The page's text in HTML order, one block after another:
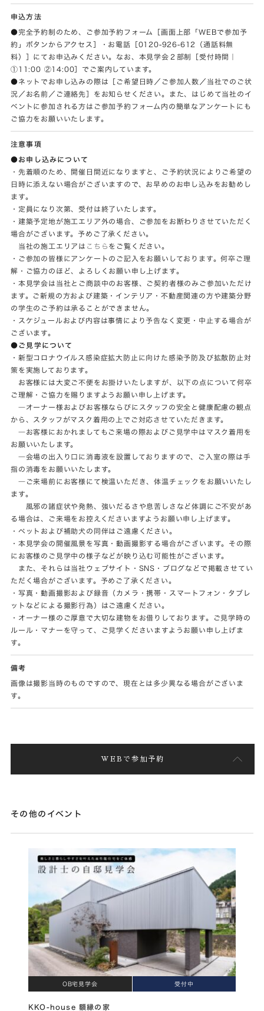
申込方法
●完全予約制のため、ご参加予約フォーム［画面上部「WEBで参加予
約」ボタンからアクセス］・お電話［0120-926-612（通話料無
料）］にてお申込みください。なお、本見学会２部制［受付時間｜
①11:00 ②14:00］でご案内しています。
●ネットでお申し込みの際は［ご希望日時／ご参加人数／当社でのご状
況／お名前／ご連絡先］をお知らせください。また、はじめて当社のイ
ベントに参加される方はご参加予約フォーム内の簡単なアンケートにも
ご協力をお願いいたします。
注意事項
●お申し込みについて
・先着順のため、開催日間近になりますと、ご予約状況によりご希望の
日時に添えない場合がございますので、お早めのお申し込みをお勧めし
ます。
・定員になり次第、受付は終了いたします。
・建築予定地が施工エリア外の場合、ご参加をお断わりさせていただく
場合がございます。予めご了承ください。
当社の施工エリアは こちら をご覧ください。
・ご参加の皆様にアンケートのご記入をお願いしております。何卒ご理
解・ご協力のほど、よろしくお願い申し上げます。
・本見学会は当社とご商談中のお客様、ご契約者様のみご参加いただけ
ます。ご新規の方および建築・インテリア・不動産関連の方や建築分野
の学生のご予約は承ることができません。
・スケジュールおよび内容は事情により予告なく変更・中止する場合が
ございます。
●ご見学について
・新型コロナウイルス感染症拡大防止に向けた感染予防及び拡散防止対
策を実施しております。
お客様には大変ご不便をお掛けいたしますが、以下の点について何卒
ご理解・ご協力を賜りますようお願い申し上げます。
―オーナー様およびお客様ならびにスタッフの安全と健康配慮の観点
から、スタッフがマスク着用の上でご対応させていただきます。
―お客様におかれましてもご来場の際およびご見学中はマスク着用を
お願いいたします。
―会場の出入り口に消毒液を設置しておりますので、ご入室の際は手
指の消毒をお願いいたします。
―ご来場前にお客様にて検温いただき、体温チェックをお願いいたし
ます。
風邪の諸症状や発熱、強いだるさや息苦しさなど体調にご不安があ
る場合は、ご来場をお控えくださいますようお願い申し上げます。
・ペットおよび補助犬の同伴はご遠慮ください。
・本見学会の開催風景を写真・動画撮影する場合がございます。その際
にお客様のご見学中の様子などが映り込む可能性がございます。
また、それらは当社ウェブサイト・SNS・ブログなどで掲載させてい
ただく場合がございます。予めご了承ください。
・写真・動画撮影および録音（カメラ・携帯・スマートフォン・タブレ
ットなどによる撮影行為）はご遠慮ください。
・オーナー様のご厚意で大切な建物をお借りしております。ご見学時の
ルール・マナーを守って、ご見学くださいますようお願い申し上げま
す。
備考
画像は撮影当時のものですので、現在とは多少異なる場合がございま
す。
WEBで参加予約
その他のイベント
OB宅見学会 受付中
KKO-house 額縁の家